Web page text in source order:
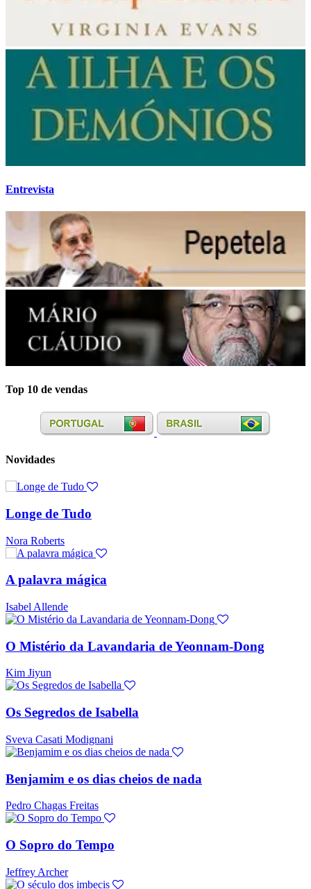
Entrevista
Top 10 de vendas
Novidades
Longe de Tudo
Nora Roberts
A palavra mágica
Isabel Allende
O Mistério da Lavandaria de Yeonnam-Dong
Kim Jiyun
Os Segredos de Isabella
Sveva Casati Modignani
Benjamim e os dias cheios de nada
Pedro Chagas Freitas
O Sopro do Tempo
Jeffrey Archer